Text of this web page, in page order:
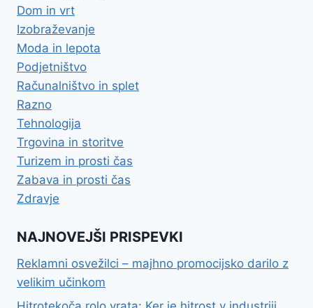
Dom in vrt
Izobraževanje
Moda in lepota
Podjetništvo
Računalništvo in splet
Razno
Tehnologija
Trgovina in storitve
Turizem in prosti čas
Zabava in prosti čas
Zdravje
NAJNOVEJŠI PRISPEVKI
Reklamni osvežilci – majhno promocijsko darilo z
velikim učinkom